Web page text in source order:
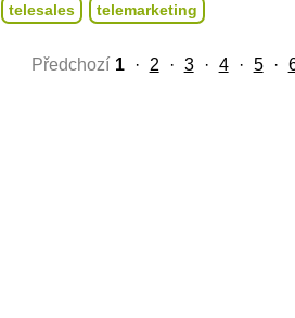
telesales telemarketing
Předchozí 1 · 2 · 3 · 4 · 5 ·